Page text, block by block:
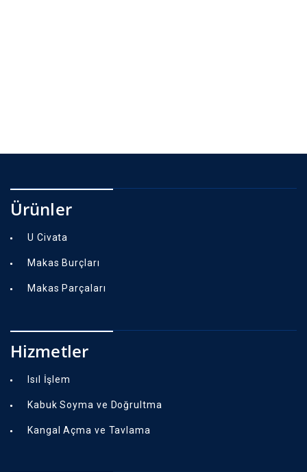
Ürünler
U Civata
Makas Burçları
Makas Parçaları
Hizmetler
Isıl İşlem
Kabuk Soyma ve Doğrultma
Kangal Açma ve Tavlama